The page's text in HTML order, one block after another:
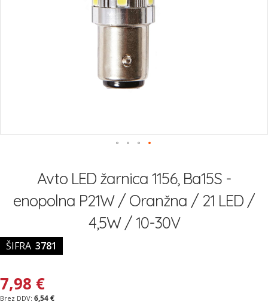
Avto LED žarnica 1156, Ba15S -
enopolna P21W / Oranžna / 21 LED /
4,5W / 10-30V
ŠIFRA 3781
7,98 €
6,54 €